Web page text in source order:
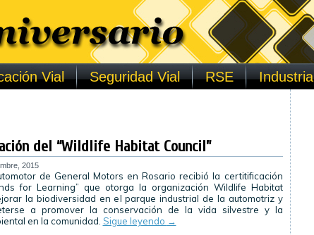
Vial Seguridad Vial RSE Industria
del “Wildlife Habitat Council”
2015
de General Motors en Rosario recibió la certitificación
for Learning” que otorga la organización Wildlife Habitat
la biodiversidad en el parque industrial de la automotriz y
a promover la conservación de la vida silvestre y la
en la comunidad. Sigue leyendo →